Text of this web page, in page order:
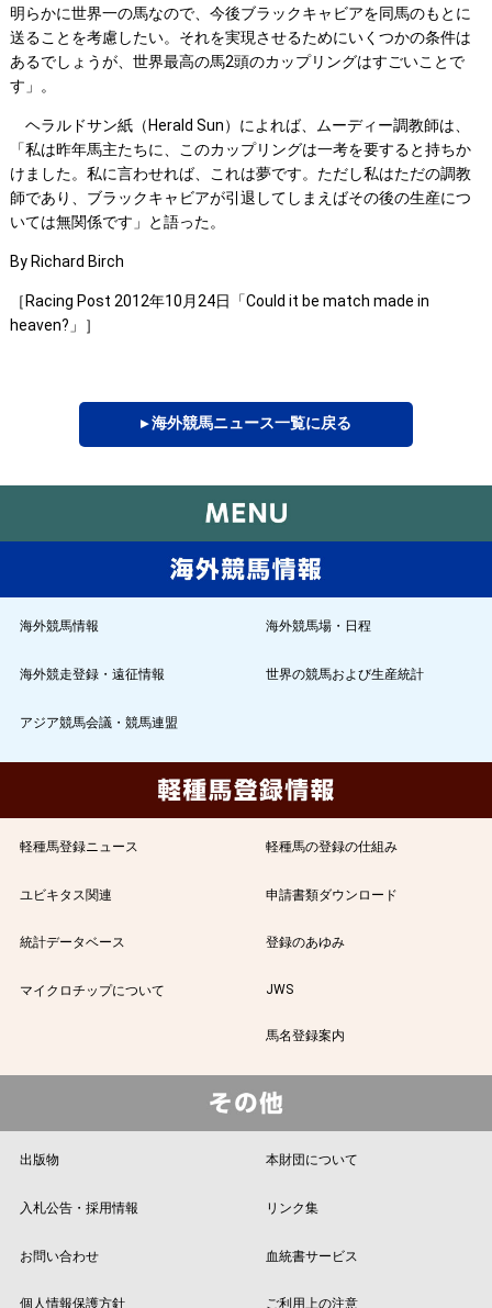
明らかに世界一の馬なので、今後ブラックキャビアを同馬のもとに
送ることを考慮したい。それを実現させるためにいくつかの条件は
あるでしょうが、世界最高の馬2頭のカップリングはすごいことで
す」。
ヘラルドサン紙（Herald Sun）によれば、ムーディー調教師は、
「私は昨年馬主たちに、このカップリングは一考を要すると持ちか
けました。私に言わせれば、これは夢です。ただし私はただの調教
師であり、ブラックキャビアが引退してしまえばその後の生産につ
いては無関係です」と語った。
By Richard Birch
［Racing Post 2012年10月24日「Could it be match made in
heaven?」］
▸ 海外競馬ニュース一覧に戻る
海外競馬情報 海外競馬場・日程
海外競走登録・遠征情報 世界の競馬および生産統計
アジア競馬会議・競馬連盟
軽種馬登録ニュース 軽種馬の登録の仕組み
ユビキタス関連 申請書類ダウンロード
統計データベース 登録のあゆみ
マイクロチップについて JWS
馬名登録案内
出版物 本財団について
入札公告・採用情報 リンク集
お問い合わせ 血統書サービス
個人情報保護方針 ご利用上の注意